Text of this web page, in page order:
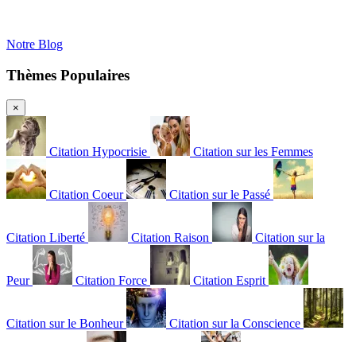
Notre Blog
Thèmes Populaires
×
Citation Hypocrisie Citation sur les Femmes
Citation Coeur Citation sur le Passé
Citation Liberté Citation Raison Citation sur la
Peur Citation Force Citation Esprit
Citation sur le Bonheur Citation sur la Conscience